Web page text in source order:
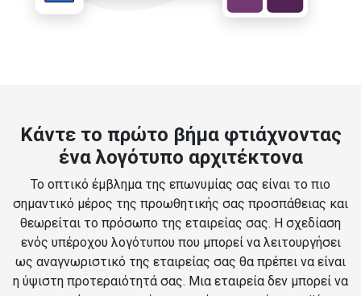
Κάντε το πρώτο βήμα φτιάχνοντας
ένα λογότυπο αρχιτέκτονα
Το οπτικό έμβλημα της επωνυμίας σας είναι το πιο
σημαντικό μέρος της προωθητικής σας προσπάθειας και
θεωρείται το πρόσωπο της εταιρείας σας. Η σχεδίαση
ενός υπέροχου λογότυπου που μπορεί να λειτουργήσει
ως αναγνωριστικό της εταιρείας σας θα πρέπει να είναι
η ύψιστη προτεραιότητά σας. Μια εταιρεία δεν μπορεί να